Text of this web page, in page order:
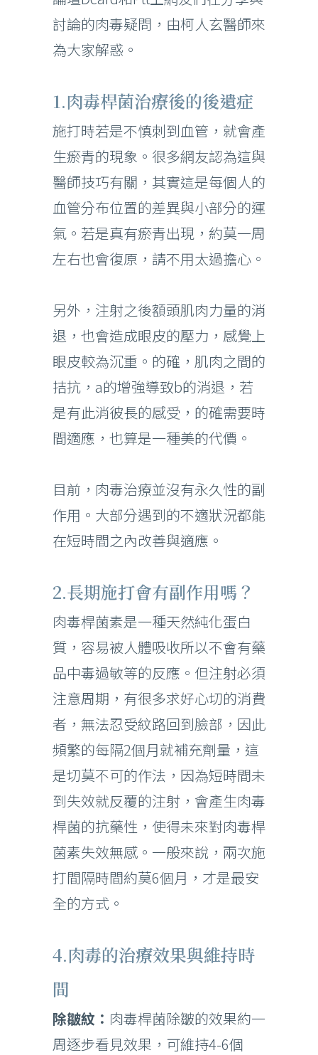
討論的肉毒疑問，由柯人玄醫師來
為大家解惑。
1.肉毒桿菌治療後的後遺症
施打時若是不慎刺到血管，就會產
生瘀青的現象。很多網友認為這與
醫師技巧有關，其實這是每個人的
血管分布位置的差異與小部分的運
氣。若是真有瘀青出現，約莫一周
左右也會復原，請不用太過擔心。
另外，注射之後額頭肌肉力量的消
退，也會造成眼皮的壓力，感覺上
眼皮較為沉重。的確，肌肉之間的
拮抗，a的增強導致b的消退，若
是有此消彼長的感受，的確需要時
間適應，也算是一種美的代價。
目前，肉毒治療並沒有永久性的副
作用。大部分遇到的不適狀況都能
在短時間之內改善與適應。
2.長期施打會有副作用嗎？
肉毒桿菌素是一種天然純化蛋白
質，容易被人體吸收所以不會有藥
品中毒過敏等的反應。但注射必須
注意周期，有很多求好心切的消費
者，無法忍受紋路回到臉部，因此
頻繁的每隔2個月就補充劑量，這
是切莫不可的作法，因為短時間未
到失效就反覆的注射，會產生肉毒
桿菌的抗藥性，使得未來對肉毒桿
菌素失效無感。一般來說，兩次施
打間隔時間約莫6個月，才是最安
全的方式。
4.肉毒的治療效果與維持時
間
除皺紋： 肉毒桿菌除皺的效果約一
周逐步看見效果，可維持4-6個